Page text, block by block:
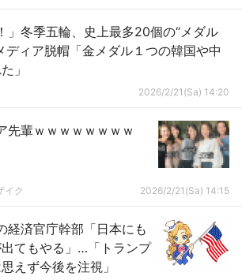
」冬季五輪、史上最多20個の“メダル
ディア脱帽「金メダル１つの韓国や中
」
2026/2/21(Sa) 14:20
先輩ｗｗｗｗｗｗｗｗ
イク 2026/2/21(Sa) 14:15
経済官庁幹部「日本にも
てもやる」…「トランプ
えず今後を注視」